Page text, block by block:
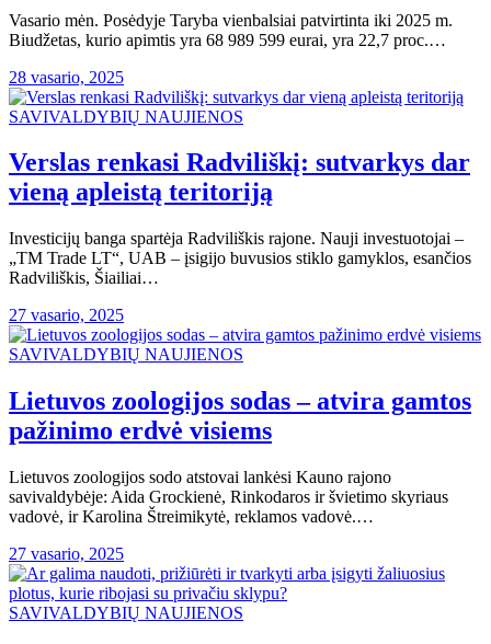
Vasario mėn. Posėdyje Taryba vienbalsiai patvirtinta iki 2025 m.
Biudžetas, kurio apimtis yra 68 989 599 eurai, yra 22,7 proc.…
28 vasario, 2025
SAVIVALDYBIŲ NAUJIENOS
Verslas renkasi Radviliškį: sutvarkys dar
vieną apleistą teritoriją
Investicijų banga spartėja Radviliškis rajone. Nauji investuotojai –
„TM Trade LT“, UAB – įsigijo buvusios stiklo gamyklos, esančios
Radviliškis, Šiailiai…
27 vasario, 2025
SAVIVALDYBIŲ NAUJIENOS
Lietuvos zoologijos sodas – atvira gamtos
pažinimo erdvė visiems
Lietuvos zoologijos sodo atstovai lankėsi Kauno rajono
savivaldybėje: Aida Grockienė, Rinkodaros ir švietimo skyriaus
vadovė, ir Karolina Štreimikytė, reklamos vadovė.…
27 vasario, 2025
SAVIVALDYBIŲ NAUJIENOS